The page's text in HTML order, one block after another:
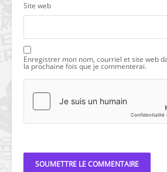
Site web
Enregistrer mon nom, courriel et site web
la prochaine fois que je commenterai.